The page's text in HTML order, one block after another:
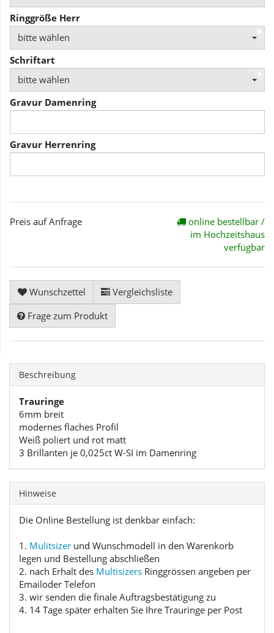
Ringgröße Herr
bitte wählen
Schriftart
bitte wählen
Gravur Damenring
Gravur Herrenring
Preis auf Anfrage
online bestellbar /
im Hochzeitshaus
verfügbar
Wunschzettel
Vergleichsliste
Frage zum Produkt
Beschreibung
Trauringe
6mm breit
modernes flaches Profil
Weiß poliert und rot matt
3 Brillanten je 0,025ct W-SI im Damenring
Hinweise
Die Online Bestellung ist denkbar einfach:
1. Mulitsizer und Wunschmodell in den Warenkorb
legen und Bestellung abschließen
2. nach Erhalt des Multisizers Ringgrössen angeben per
Emailoder Telefon
3. wir senden die finale Auftragsbestätigung zu
4. 14 Tage später erhalten Sie Ihre Trauringe per Post